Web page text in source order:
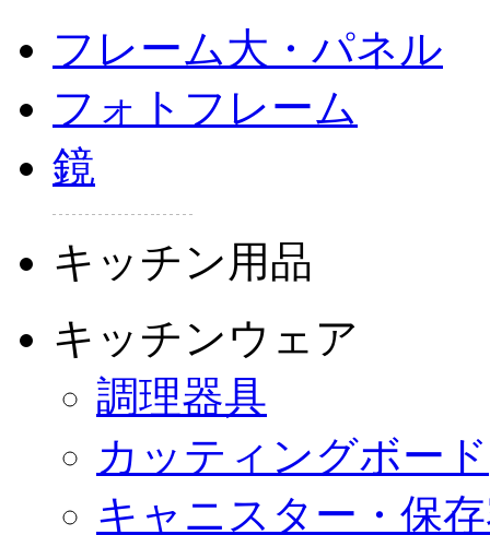
フレーム大・パネル
フォトフレーム
鏡
キッチン用品
キッチンウェア
調理器具
カッティングボード
キャニスター・保